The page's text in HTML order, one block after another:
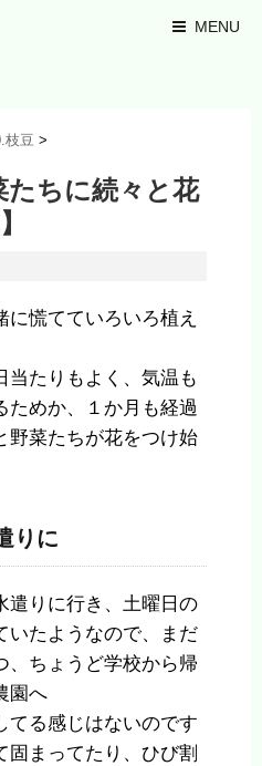
MENU
枝豆 >
たちに続々と花
に慌てていろいろ植え
当たりもよく、気温も
ためか、１か月も経過
野菜たちが花をつけ始
りに
遣りに行き、土曜日の
いたようなので、まだ
、ちょうど学校から帰
園へ
てる感じはないのです
固まってたり、ひび割